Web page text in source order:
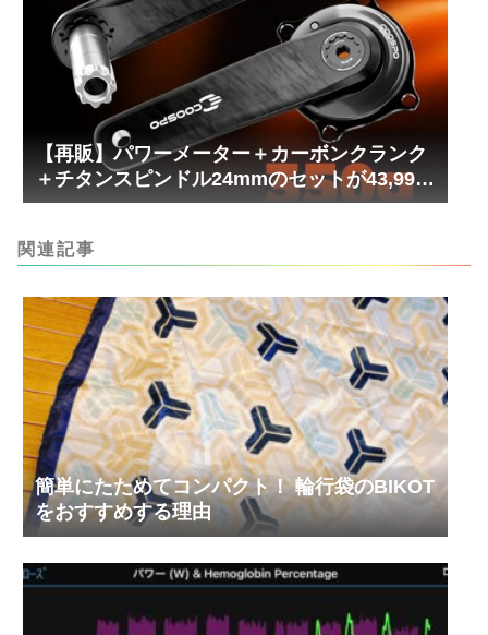
【再販】パワーメーター＋カーボンクランク
＋チタンスピンドル24mmのセットが43,999
円！
関連記事
簡単にたためてコンパクト！ 輪行袋のBIKOT
をおすすめする理由